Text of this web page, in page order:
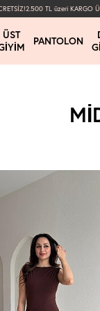
TL üzeri KARGO ÜCRETSİZ!
ÜST
PANTOLON